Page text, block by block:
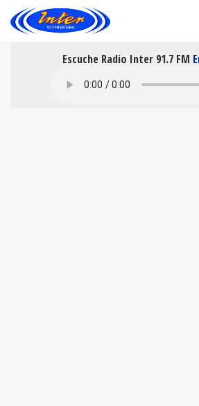
Escuche Radio Inter 91.7 FM